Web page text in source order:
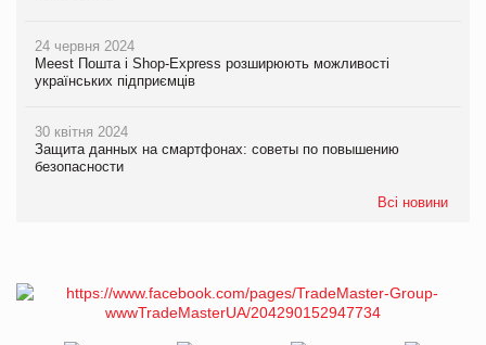
24 червня 2024
Meest Пошта і Shop-Express розширюють можливості
українських підприємців
30 квітня 2024
Защита данных на смартфонах: советы по повышению
безопасности
Всі новини